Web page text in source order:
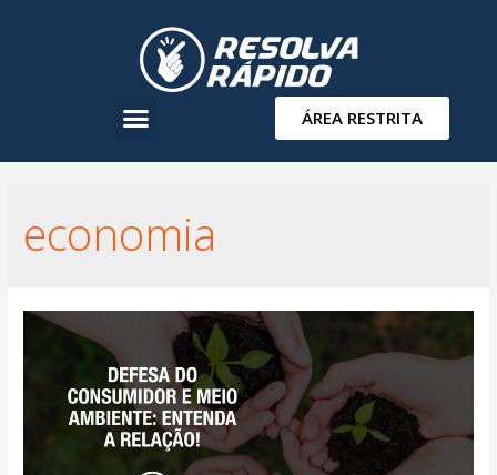
ÁREA RESTRITA
economia